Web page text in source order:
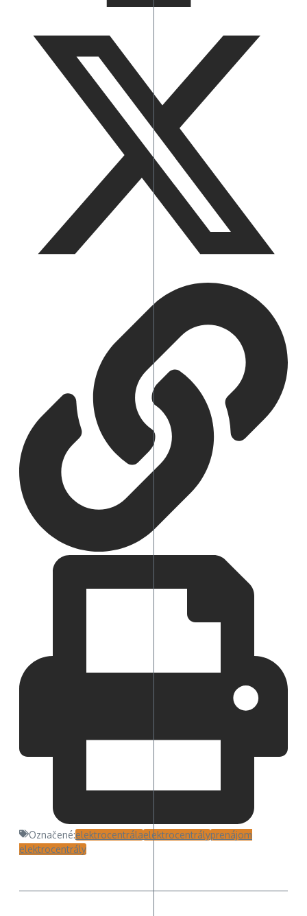
Označené:elektrocentrálaelektrocentrályprenájom
elektrocentrály